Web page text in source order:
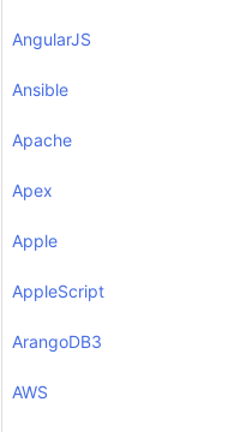
AngularJS
Ansible
Apache
Apex
Apple
AppleScript
ArangoDB3
AWS